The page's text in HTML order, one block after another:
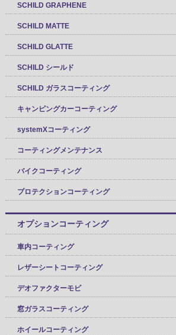
SCHILD GRAPHENE
SCHILD MATTE
SCHILD GLATTE
SCHILD シールド
SCHILD ガラスコーティング
キャンピングカーコーティング
systemXコーティング
コーティングメンテナンス
バイクコーティング
プロテクションコーティング
オプションコーティング
車内コーティング
レザーシートコーティング
デオファクターモビ
窓ガラスコーティング
ホイールコーティング